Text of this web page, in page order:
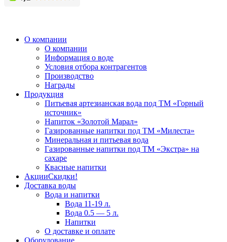
О компании
О компании
Информация о воде
Условия отбора контрагентов
Производство
Награды
Продукция
Питьевая артезианская вода под ТМ «Горный
источник»
Напиток «Золотой Марал»
Газированные напитки под ТМ «Милеста»
Минеральная и питьевая вода
Газированные напитки под ТМ «Экстра» на
сахаре
Квасные напитки
АкцииСкидки!
Доставка воды
Вода и напитки
Вода 11-19 л.
Вода 0.5 — 5 л.
Напитки
О доставке и оплате
Оборудование